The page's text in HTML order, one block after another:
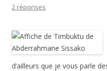
2 réponses
d’ailleurs que je vous parle